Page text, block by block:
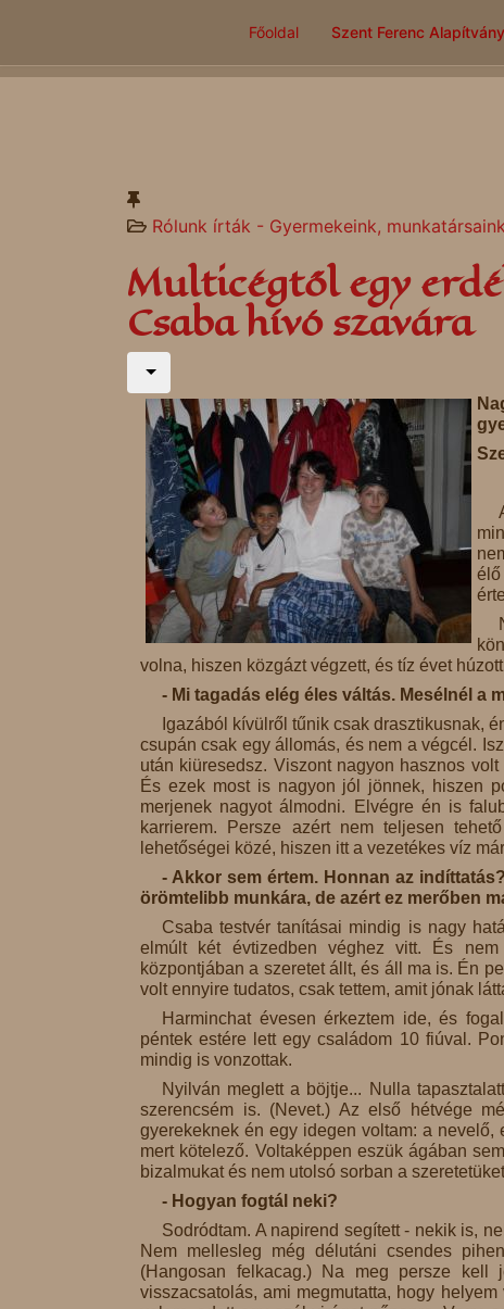
Főoldal Szent Ferenc Alapítvány
Rólunk írták - Gyermekeink, munkatársaink
Multicégtől egy
Csaba hívó szavára
volna, hiszen közgázt végzett, és tíz évet
- Mi tagadás elég éles váltás. Mesélnél a
Igazából kívülről tűnik csak drasztikusnak,
csupán csak egy állomás, és nem a végcél.
után kiüresedsz. Viszont nagyon hasznos
És ezek most is nagyon jól jönnek, hiszen
merjenek nagyot álmodni. Elvégre én is
karrierem. Persze azért nem teljesen
lehetőségei közé, hiszen itt a vezetékes víz
- Akkor sem értem. Honnan az
örömtelibb munkára, de azért ez merőben
Csaba testvér tanításai mindig is nagy
elmúlt két évtizedben véghez vitt. És
központjában a szeretet állt, és áll ma is. Én
volt ennyire tudatos, csak tettem, amit jónak
Harminchat évesen érkeztem ide, és
péntek estére lett egy családom 10 fiúval.
mindig is vonzottak.
Nyilván meglett a böjtje... Nulla
szerencsém is. (Nevet.) Az első hétvége
gyerekeknek én egy idegen voltam: a
mert kötelező. Voltaképpen eszük ágában
bizalmukat és nem utolsó sorban a
- Hogyan fogtál neki?
Sodródtam. A napirend segített - nekik is,
Nem mellesleg még délutáni csendes
(Hangosan felkacag.) Na meg persze
visszacsatolás, ami megmutatta, hogy